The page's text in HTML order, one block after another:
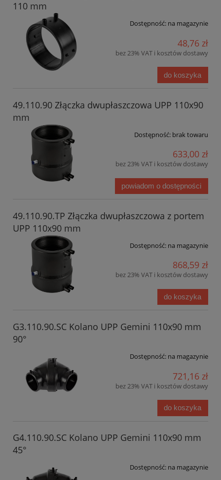
110 mm
Dostępność: na magazynie
48,76 zł
bez 23% VAT i kosztów dostawy
do koszyka
49.110.90 Złączka dwupłaszczowa UPP 110x90
mm
Dostępność: brak towaru
633,00 zł
bez 23% VAT i kosztów dostawy
powiadom o dostępności
49.110.90.TP Złączka dwupłaszczowa z portem
UPP 110x90 mm
Dostępność: na magazynie
868,59 zł
bez 23% VAT i kosztów dostawy
do koszyka
G3.110.90.SC Kolano UPP Gemini 110x90 mm
90°
Dostępność: na magazynie
721,16 zł
bez 23% VAT i kosztów dostawy
do koszyka
G4.110.90.SC Kolano UPP Gemini 110x90 mm
45°
Dostępność: na magazynie